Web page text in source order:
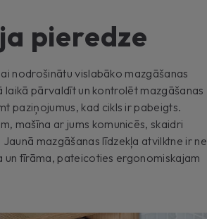
pieredze
nodrošinātu vislabāko mazgāšanas
pārvaldīt un kontrolēt mazgāšanas
paziņojumus, kad cikls ir pabeigts.
mašīna ar jums komunicēs, skaidri
mazgāšanas līdzekļa atvilktne ir ne
tīrāma, pateicoties ergonomiskajam